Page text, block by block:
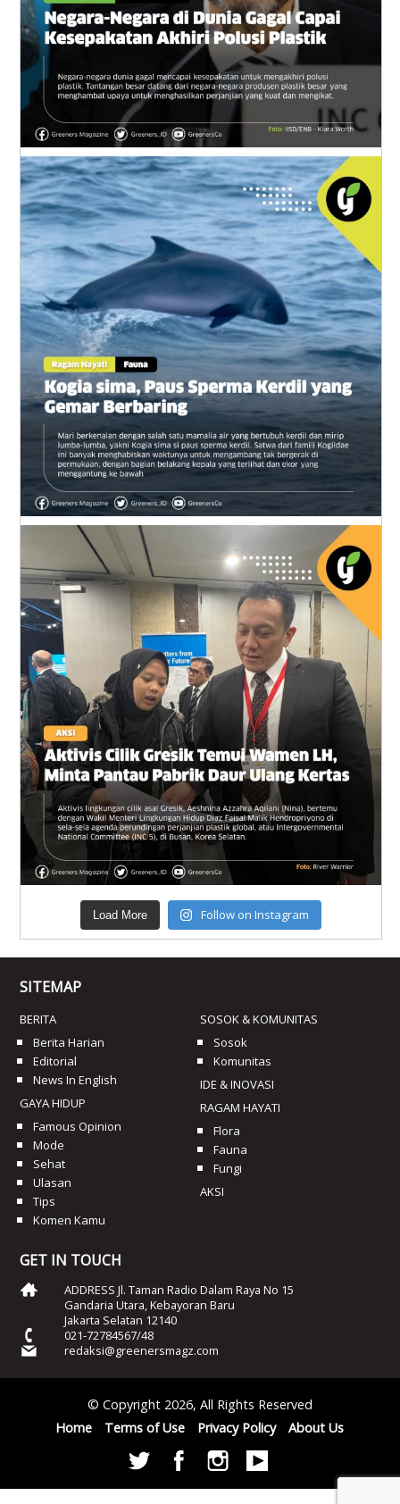
Load More Follow on Instagram
SITEMAP
BERITA
Berita Harian
Editorial
News In English
GAYA HIDUP
Famous Opinion
Mode
Sehat
Ulasan
Tips
Komen Kamu
SOSOK & KOMUNITAS
Sosok
Komunitas
IDE & INOVASI
RAGAM HAYATI
Flora
Fauna
Fungi
AKSI
GET IN TOUCH
ADDRESS Jl. Taman Radio Dalam Raya No 15
Gandaria Utara, Kebayoran Baru
Jakarta Selatan 12140
021-72784567/48
redaksi@greenersmagz.com
© Copyright 2026, All Rights Reserved
Home
Terms of Use Privacy Policy About Us